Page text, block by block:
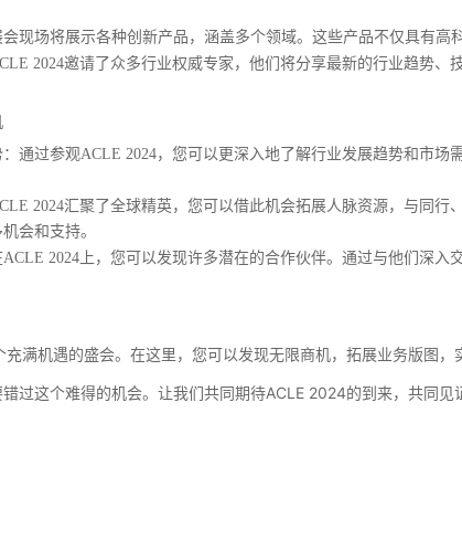
会现场将展示各种创新产品，涵盖多个领域。这些产品不仅具有高
2024邀请了众多行业权威专家，他们将分享最新的行业趋势、
：通过参观ACLE 2024，您可以更深入地了解行业发展趋势和市
2024汇聚了全球精英，您可以借此机会拓展人脉资源，与同行
会和支持。
ACLE 2024上，您可以发现许多潜在的合作伙伴。通过与他们深入
充满机遇的盛会。在这里，您可以发现无限商机，拓展业务版图
过这个难得的机会。让我们共同期待ACLE 2024的到来，共同见